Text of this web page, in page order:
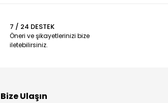
7 / 24 DESTEK
Öneri ve şikayetlerinizi bize
iletebilirsiniz.
Bize Ulaşın